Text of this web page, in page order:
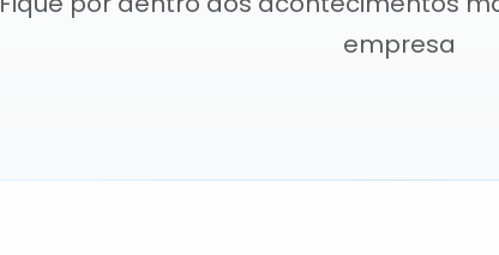
empresa